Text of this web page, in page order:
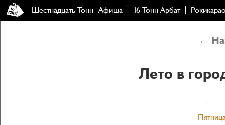
Шестнадцать Тонн Афиша 16 Тонн Арбат
←
Лето в